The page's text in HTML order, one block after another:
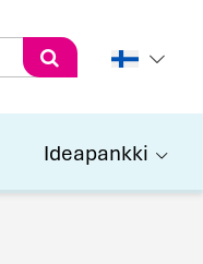
Perform
search
Ideapankki